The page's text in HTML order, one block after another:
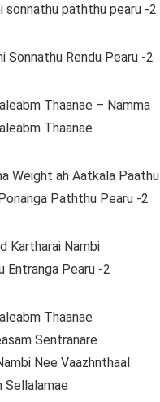
sonnathu paththu pearu -2
Sonnathu Rendu Pearu -2
Thaanae – Namma
Thaanae
Weight ah Aatkala Paathu
Paththu Pearu -2
Kartharai Nambi
Entranga Pearu -2
Thaanae
Sentranare
Nee Vaazhnthaal
Sellalamae